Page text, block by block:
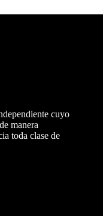
cuyo
manera
toda clase de